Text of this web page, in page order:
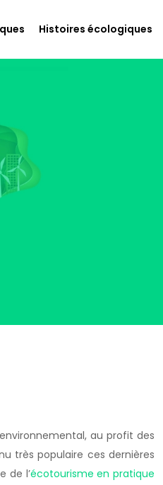
Histoires écologiques
au profit des
très populaire ces dernières
de l’écotourisme en pratique